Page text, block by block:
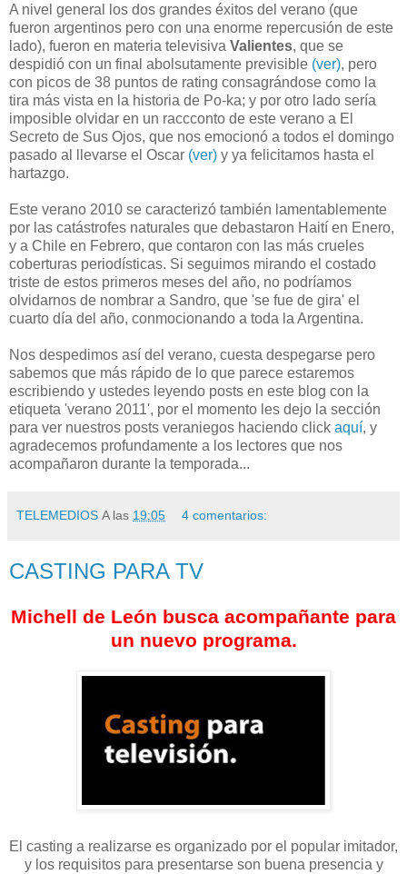
A nivel general los dos grandes éxitos del verano (que
fueron argentinos pero con una enorme repercusión de este
lado), fueron en materia televisiva Valientes, que se
despidió con un final abolsutamente previsible (ver), pero
con picos de 38 puntos de rating consagrándose como la
tira más vista en la historia de Po-ka; y por otro lado sería
imposible olvidar en un raccconto de este verano a El
Secreto de Sus Ojos, que nos emocionó a todos el domingo
pasado al llevarse el Oscar (ver) y ya felicitamos hasta el
hartazgo.
Este verano 2010 se caracterizó también lamentablemente
por las catástrofes naturales que debastaron Haití en Enero,
y a Chile en Febrero, que contaron con las más crueles
coberturas periodísticas. Si seguimos mirando el costado
triste de estos primeros meses del año, no podríamos
olvidarnos de nombrar a Sandro, que 'se fue de gira' el
cuarto día del año, conmocionando a toda la Argentina.
Nos despedimos así del verano, cuesta despegarse pero
sabemos que más rápido de lo que parece estaremos
escribiendo y ustedes leyendo posts en este blog con la
etiqueta 'verano 2011', por el momento les dejo la sección
para ver nuestros posts veraniegos haciendo click aquí, y
agradecemos profundamente a los lectores que nos
acompañaron durante la temporada...
TELEMEDIOS A las 19:05 4 comentarios:
CASTING PARA TV
Michell de León busca acompañante para
un nuevo programa.
El casting a realizarse es organizado por el popular imitador,
y los requisitos para presentarse son buena presencia y